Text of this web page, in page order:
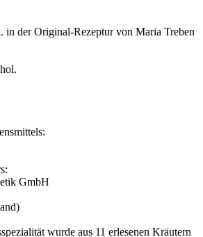
in der Original-Rezeptur von Maria Treben
GmbH
wurde aus 11 erlesenen Kräutern